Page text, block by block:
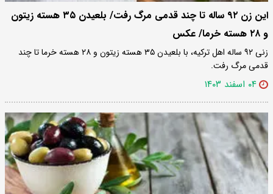
این زن ۹۲ ساله تا چند قدمی مرگ رفت/ بلعیدن ۳۵ هسته‌ زیتون
و ۲۸ هسته خرما/ عکس
زنی ۹۲ ساله اهل ترکیه، با بلعیدن ۳۵ هسته زیتون و ۲۸ هسته خرما تا چند
قدمی مرگ رفت.
۰۴ اسفند ۱۴۰۳